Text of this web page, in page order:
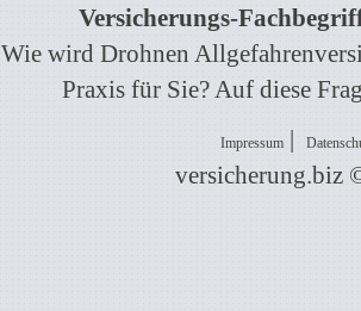
Versicherungs-
Wie wird Drohnen
Praxis für Sie? Auf diese
Impressum|
versicherung.biz